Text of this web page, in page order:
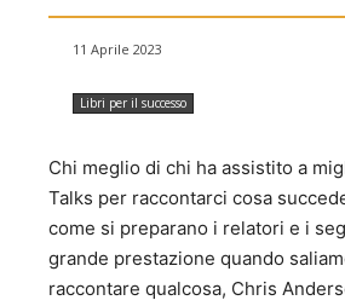
11 Aprile 2023
Libri per il successo
Chi meglio di chi ha assistito a
Talks per raccontarci cosa
come si preparano i relatori e i
grande prestazione quando
raccontare qualcosa, Chris